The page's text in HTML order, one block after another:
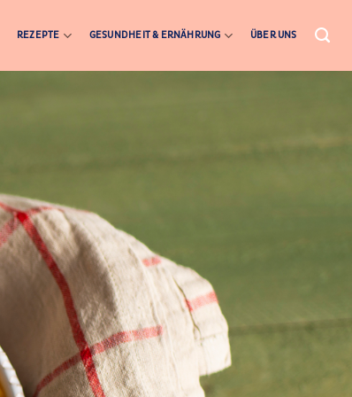
REZEPTE GESUNDHEIT & ERNÄHRUNG ÜBER UNS